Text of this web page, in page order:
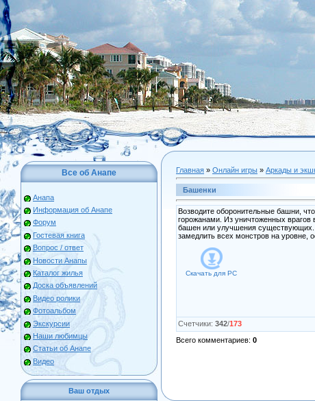
Все об Анапе
Анапа
Информация об Анапе
Форум
Гостевая книга
Вопрос / ответ
Новости Анапы
Каталог жилья
Доска объявлений
Видео ролики
Фотоальбом
Экскурсии
Наши любимцы
Статьи об Анапе
Видео
Ваш отдых
Главная » Онлайн игры » Аркады и
Башенки
Возводите оборонительные башни,
горожанами. Из уничтоженных
башен или улучшения существующих.
замедлить всех монстров на уровне,
Скачать для PC
Счетчики: 342/173
Всего комментариев: 0